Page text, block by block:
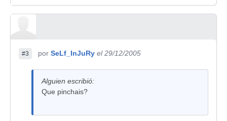
#3 por SeLf_InJuRy el 29/12/2005
Alguien escribió:
Que pinchais?